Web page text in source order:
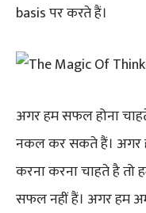
basis पर करते हैं।
अगर हम सफल होना
नकल कर सकते हैं। अगर
करना करना चाहते है
सफल नहीं हैं। अगर हम